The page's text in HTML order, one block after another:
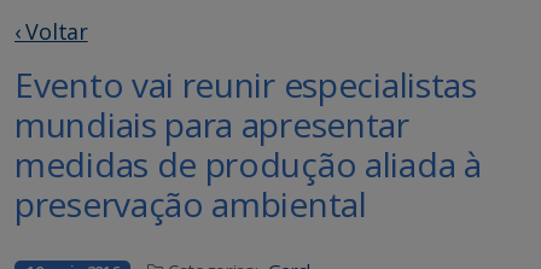
‹ Voltar
Evento vai reunir especialistas
mundiais para apresentar
medidas de produção aliada à
preservação ambiental